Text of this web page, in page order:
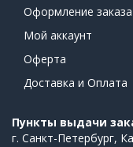
Оформление заказа
Мой аккаунт
Оферта
Доставка и Оплата
Пункты выдачи
г. Санкт-Петербург,